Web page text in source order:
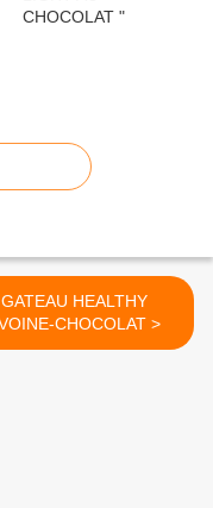
GATEAU HEALTHY
AVOINE-CHOCOLAT >